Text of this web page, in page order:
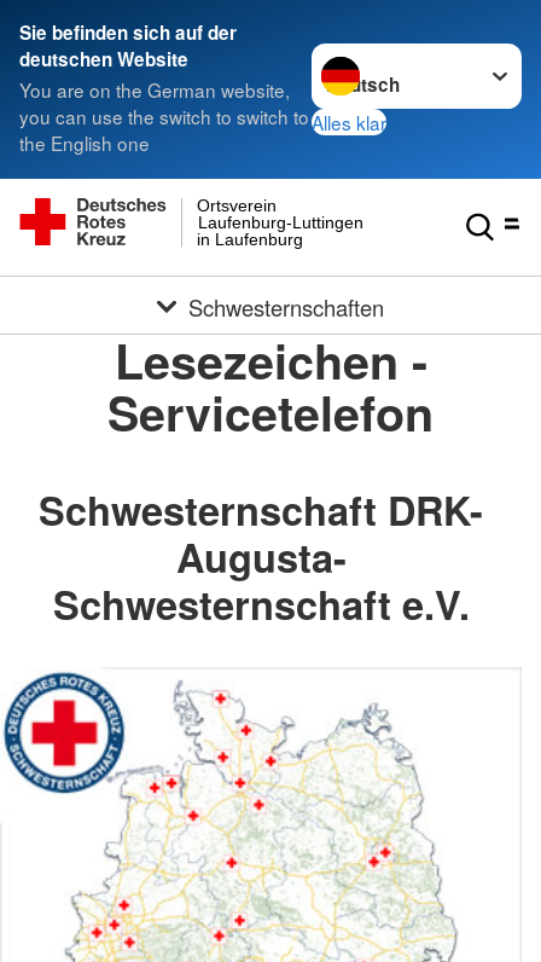
Sie befinden sich auf der
deutschen Website
You are on the German website,
you can use the switch to switch to
the English one
Sprache wechseln zu
Alles klar
in Laufenburg
Laufenburg-Luttingen
Ortsverein
Schwesternschaften
Lesezeichen -
Servicetelefon
Schwesternschaft DRK-
Augusta-
Schwesternschaft e.V.